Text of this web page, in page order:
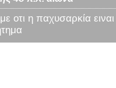
οτι η παχυσαρκία